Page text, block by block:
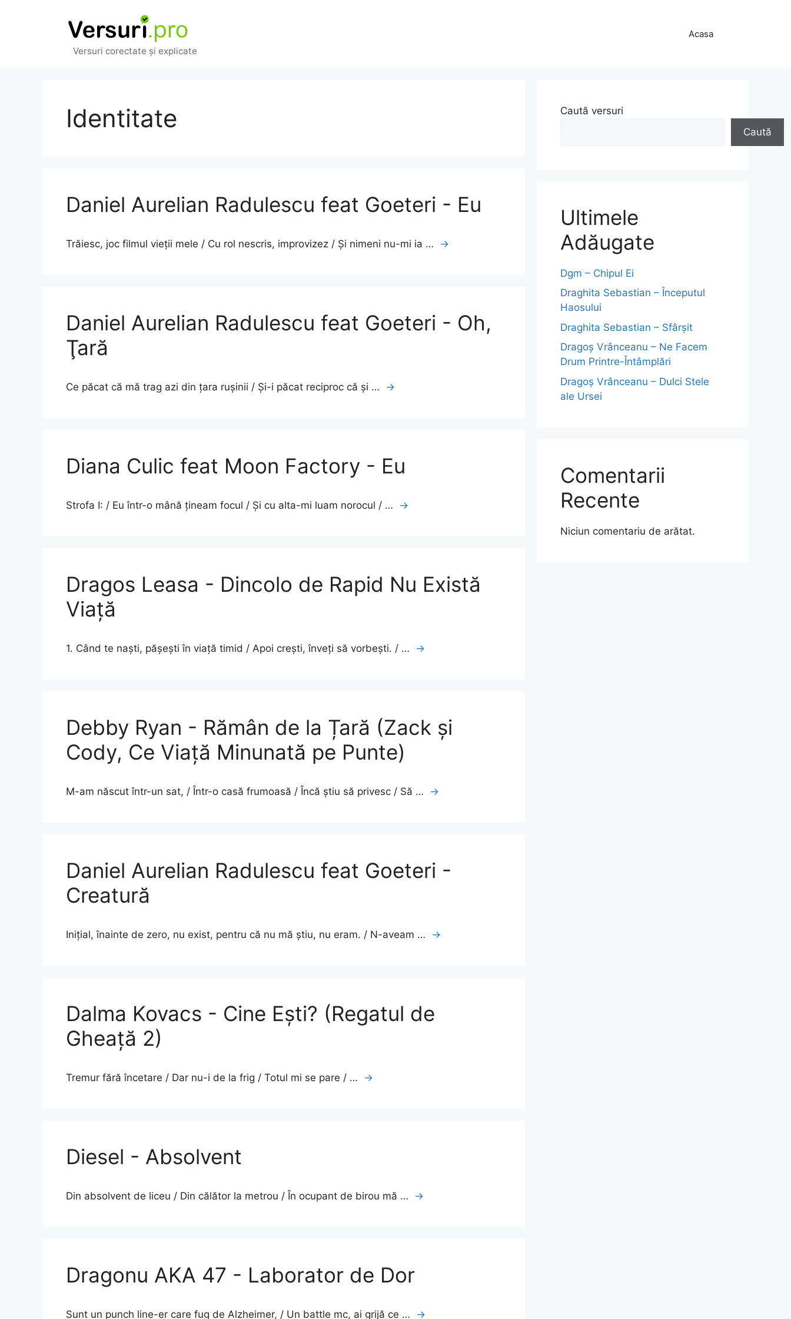
Versuri corectate și explicate
Acasa
Identitate
Daniel Aurelian Radulescu feat Goeteri - Eu
Trăiesc, joc filmul vieții mele / Cu rol nescris, improvizez / Și nimeni nu-mi ia … →
Daniel Aurelian Radulescu feat Goeteri - Oh,
Ţară
Ce păcat că mă trag azi din ţara ruşinii / Şi-i păcat reciproc că şi … →
Diana Culic feat Moon Factory - Eu
Strofa I: / Eu într-o mână țineam focul / Și cu alta-mi luam norocul / … →
Dragos Leasa - Dincolo de Rapid Nu Există
Viață
1. Când te naști, pășești în viață timid / Apoi crești, înveți să vorbești. / … →
Debby Ryan - Rămân de la Țară (Zack și
Cody, Ce Viață Minunată pe Punte)
M-am născut într-un sat, / Într-o casă frumoasă / Încă știu să privesc / Să … →
Daniel Aurelian Radulescu feat Goeteri -
Creatură
Inițial, înainte de zero, nu exist, pentru că nu mă știu, nu eram. / N-aveam … →
Dalma Kovacs - Cine Ești? (Regatul de
Gheață 2)
Tremur fără încetare / Dar nu-i de la frig / Totul mi se pare / … →
Diesel - Absolvent
Din absolvent de liceu / Din călător la metrou / În ocupant de birou mă … →
Dragonu AKA 47 - Laborator de Dor
Sunt un punch line-er care fug de Alzheimer, / Un battle mc, ai grijă ce … →
Caută versuri
Caută
Ultimele
Adăugate
Dgm – Chipul Ei
Draghita Sebastian – Începutul
Haosului
Draghita Sebastian – Sfârșit
Dragoş Vrânceanu – Ne Facem
Drum Printre-Întâmplări
Dragoş Vrânceanu – Dulci Stele
ale Ursei
Comentarii
Recente
Niciun comentariu de arătat.